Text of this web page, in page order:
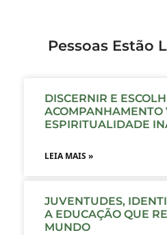
Pessoas Estão
DISCERNIR E
ACOMPANHAMENTO
ESPIRITUALIDADE
LEIA MAIS »
JUVENTUDES,
A EDUCAÇÃO QUE
MUNDO